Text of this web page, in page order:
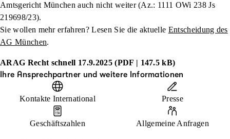
Amtsgericht München auch nicht weiter (Az.: 1111 OWi 238 Js
219698/23).
Sie wollen mehr erfahren? Lesen Sie die aktuelle Entscheidung des
AG München.
ARAG Recht schnell 17.9.2025 (PDF | 147.5 kB)
Ihre Ansprechpartner und weitere Informationen
Kontakte International Presse
Geschäftszahlen Allgemeine Anfragen